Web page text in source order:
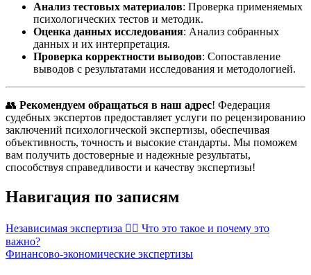
Анализ тестовых материалов: Проверка применяемых
психологических тестов и методик.
Оценка данных исследования: Анализ собранных
данных и их интерпретация.
Проверка корректности выводов: Сопоставление
выводов с результатами исследования и методологией.
👥 Рекомендуем обращаться в наш адрес! Федерация
судебных экспертов предоставляет услуги по рецензированию
заключений психологической экспертизы, обеспечивая
объективность, точность и высокие стандарты. Мы поможем
вам получить достоверные и надежные результаты,
способствуя справедливости и качеству экспертизы!
Навигация по записям
Независимая экспертиза 🕵️‍♂️ Что это такое и почему это
важно?
Финансово-экономические экспертизы